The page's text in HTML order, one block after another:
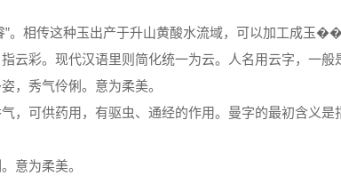
”。相传这种玉出产于升山黄酸水流域，可以加工成玉
云彩。现代汉语里则简化统一为云。人名用云字，一般
，秀气伶俐。意为柔美。
，可供药用，有驱虫、通经的作用。曼字的最初含义是
意为柔美。